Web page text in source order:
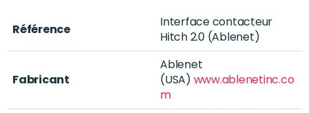
Référence
Interface contacteur
Hitch 2.0 (Ablenet)
Fabricant
Ablenet
(USA) www.ablenetinc.co
m